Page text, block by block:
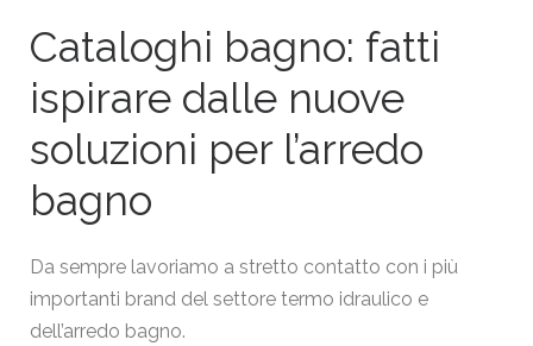
Cataloghi bagno: fatti
ispirare dalle nuove
soluzioni per l’arredo
bagno
Da sempre lavoriamo a stretto contatto con i più
importanti brand del settore termo idraulico e
dell’arredo bagno.